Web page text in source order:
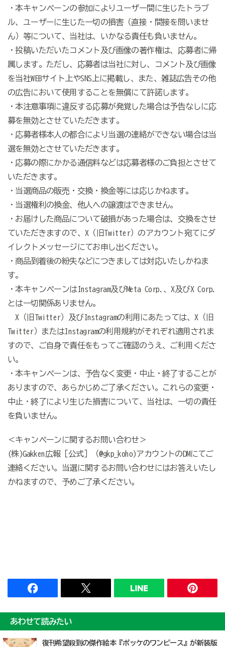
・本キャンペーンの参加によりユーザー間に生じたトラブ
ル、ユーザーに生じた一切の損害（直接・間接を問いませ
ん）等について、当社は、いかなる責任も負いません。
・投稿いただいたコメント及び画像の著作権は、応募者に帰
属します。ただし、応募者は当社に対し、コメント及び画像
を当社WEBサイト上やSNS上に掲載し、また、雑誌広告その他
の広告において使用することを無償にて許諾します。
・本注意事項に違反する応募が発覚した場合は予告なしに応
募を無効とさせていただきます。
・応募者様本人の都合により当選の連絡ができない場合は当
選を無効とさせていただきます。
・応募の際にかかる通信料などは応募者様のご負担とさせて
いただきます。
・当選商品の販売・交換・換金等には応じかねます。
・当選権利の換金、他人への譲渡はできません。
・お届けした商品について破損があった場合は、交換をさせ
ていただきますので、X（旧Twitter）のアカウント宛てにダ
イレクトメッセージにてお申し出ください。
・商品到着後の紛失などにつきましては対応いたしかねま
す。
・本キャンペーンはInstagram及びMeta Corp.、X及びX Corp.
とは一切関係ありません。
X（旧Twitter）及びInstagramの利用にあたっては、X（旧
Twitter）またはInstagramの利用規約がそれぞれ適用されま
すので、ご自身で責任をもってご確認のうえ、ご利用くださ
い。
・本キャンペーンは、予告なく変更・中止・終了することが
ありますので、あらかじめご了承ください。これらの変更・
中止・終了により生じた損害について、当社は、一切の責任
を負いません。
＜キャンペーンに関するお問い合わせ＞
(株)Gakken広報［公式］（@gkp_koho)アカウントのDMにてご
連絡ください。当選に関するお問い合わせにはお答えいたし
かねますので、予めご了承ください。
あわせて読みたい
復刊希望殺到の傑作絵本『ポッケのワンピース』が新装版